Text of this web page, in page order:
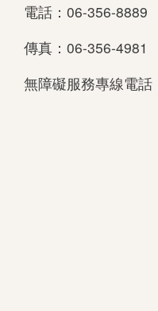
電話：06-356-8889
傳真：06-356-4981
無障礙服務專線電